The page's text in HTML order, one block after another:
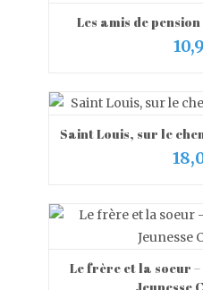
Les amis de
Saint Louis, sur le
AJOUTER AU
Le frère et la soeur